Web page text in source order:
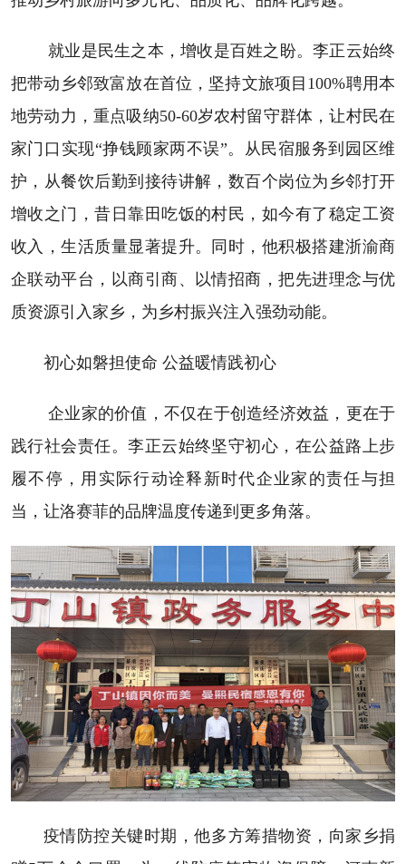
就业是民生之本，增收是百姓之盼。李正云始终
把带动乡邻致富放在首位，坚持文旅项目100%聘用本
地劳动力，重点吸纳50-60岁农村留守群体，让村民在
家门口实现“挣钱顾家两不误”。从民宿服务到园区维
护，从餐饮后勤到接待讲解，数百个岗位为乡邻打开
增收之门，昔日靠田吃饭的村民，如今有了稳定工资
收入，生活质量显著提升。同时，他积极搭建浙渝商
企联动平台，以商引商、以情招商，把先进理念与优
质资源引入家乡，为乡村振兴注入强劲动能。
初心如磐担使命 公益暖情践初心
企业家的价值，不仅在于创造经济效益，更在于
践行社会责任。李正云始终坚守初心，在公益路上步
履不停，用实际行动诠释新时代企业家的责任与担
当，让洛赛菲的品牌温度传递到更多角落。
疫情防控关键时期，他多方筹措物资，向家乡捐